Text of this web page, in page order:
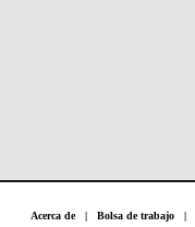
Acerca de| Bolsa de trabajo |